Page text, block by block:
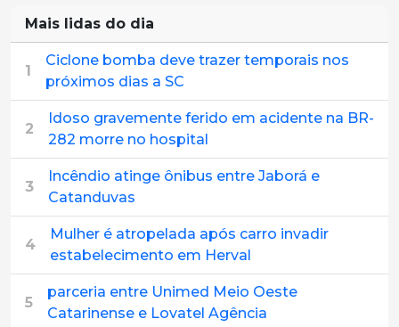
Mais lidas do dia
1
Ciclone bomba deve trazer temporais nos
próximos dias a SC
2
Idoso gravemente ferido em acidente na BR-
282 morre no hospital
3
Incêndio atinge ônibus entre Jaborá e
Catanduvas
4
Mulher é atropelada após carro invadir
estabelecimento em Herval
5
parceria entre Unimed Meio Oeste
Catarinense e Lovatel Agência